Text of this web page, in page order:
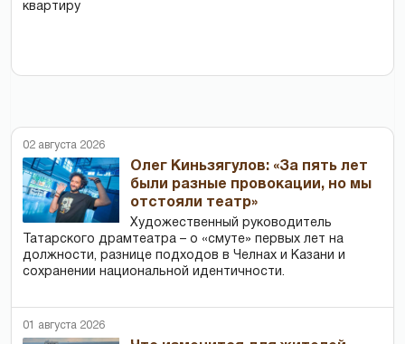
квартиру
02 августа 2026
Олег Киньзягулов: «За пять лет
были разные провокации, но мы
отстояли театр»
Художественный руководитель
Татарского драмтеатра – о «смуте» первых лет на
должности, разнице подходов в Челнах и Казани и
сохранении национальной идентичности.
01 августа 2026